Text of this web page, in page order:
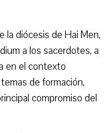
la diócesis de Hai Men,
a los sacerdotes, a
en el contexto
de formación,
compromiso del